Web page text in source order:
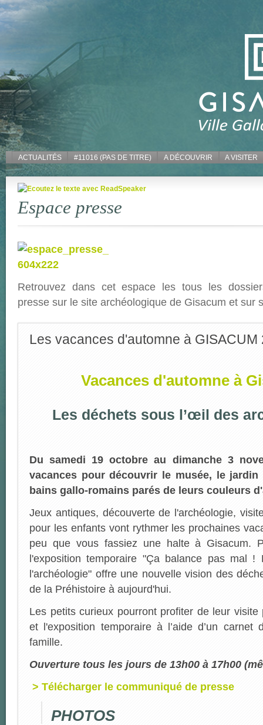
ACTUALITÉS #11016 (PAS DE TITRE) A DÉCOUVRIR A VISITER
Espace presse
Retrouvez dans cet espace les tous les
presse sur le site archéologique de Gisacum et sur
Les vacances d'automne à GISACUM
Vacances d'automne à
Les déchets sous l’œil des
Du samedi 19 octobre au dimanche 3
vacances pour découvrir le musée, le
bains gallo-romains parés de leurs couleurs
Jeux antiques, découverte de l'archéologie,
pour les enfants vont rythmer les prochaines
peu que vous fassiez une halte à Gisacum.
l'exposition temporaire "Ça balance pas mal
l'archéologie" offre une nouvelle vision des
de la Préhistoire à aujourd'hui.
Les petits curieux pourront profiter de leur
et l'exposition temporaire à l’aide d’un
famille.
Ouverture tous les jours de 13h00 à 17h00
> Télécharger le communiqué de presse
PHOTOS